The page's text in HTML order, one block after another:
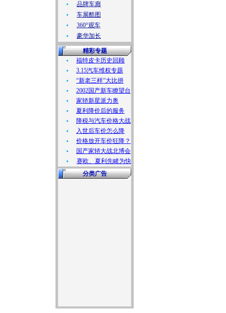
品牌车廊
车展酷图
360°观车
豪华加长
精彩专题
福特皮卡历史回顾
3.15汽车维权专题
“新老三样”大比拼
2002国产新车瞭望台
家轿新星派力奥
夏利降价后的服务
降税与汽车价格大战
入世后车价怎么降
价格放开车价狂降？
国产家轿大战北博会
赛欧、夏利先睹为快
分类广告